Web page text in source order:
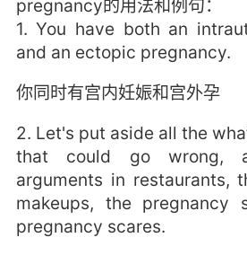
pregnancy的用法和例句：
1. You have both an
and an ectopic pregnancy.
你同时有宫内妊娠和宫外孕
2. Let's put aside all the
that could go wrong,
arguments in restaurants,
makeups, the pregnancy
pregnancy scares.